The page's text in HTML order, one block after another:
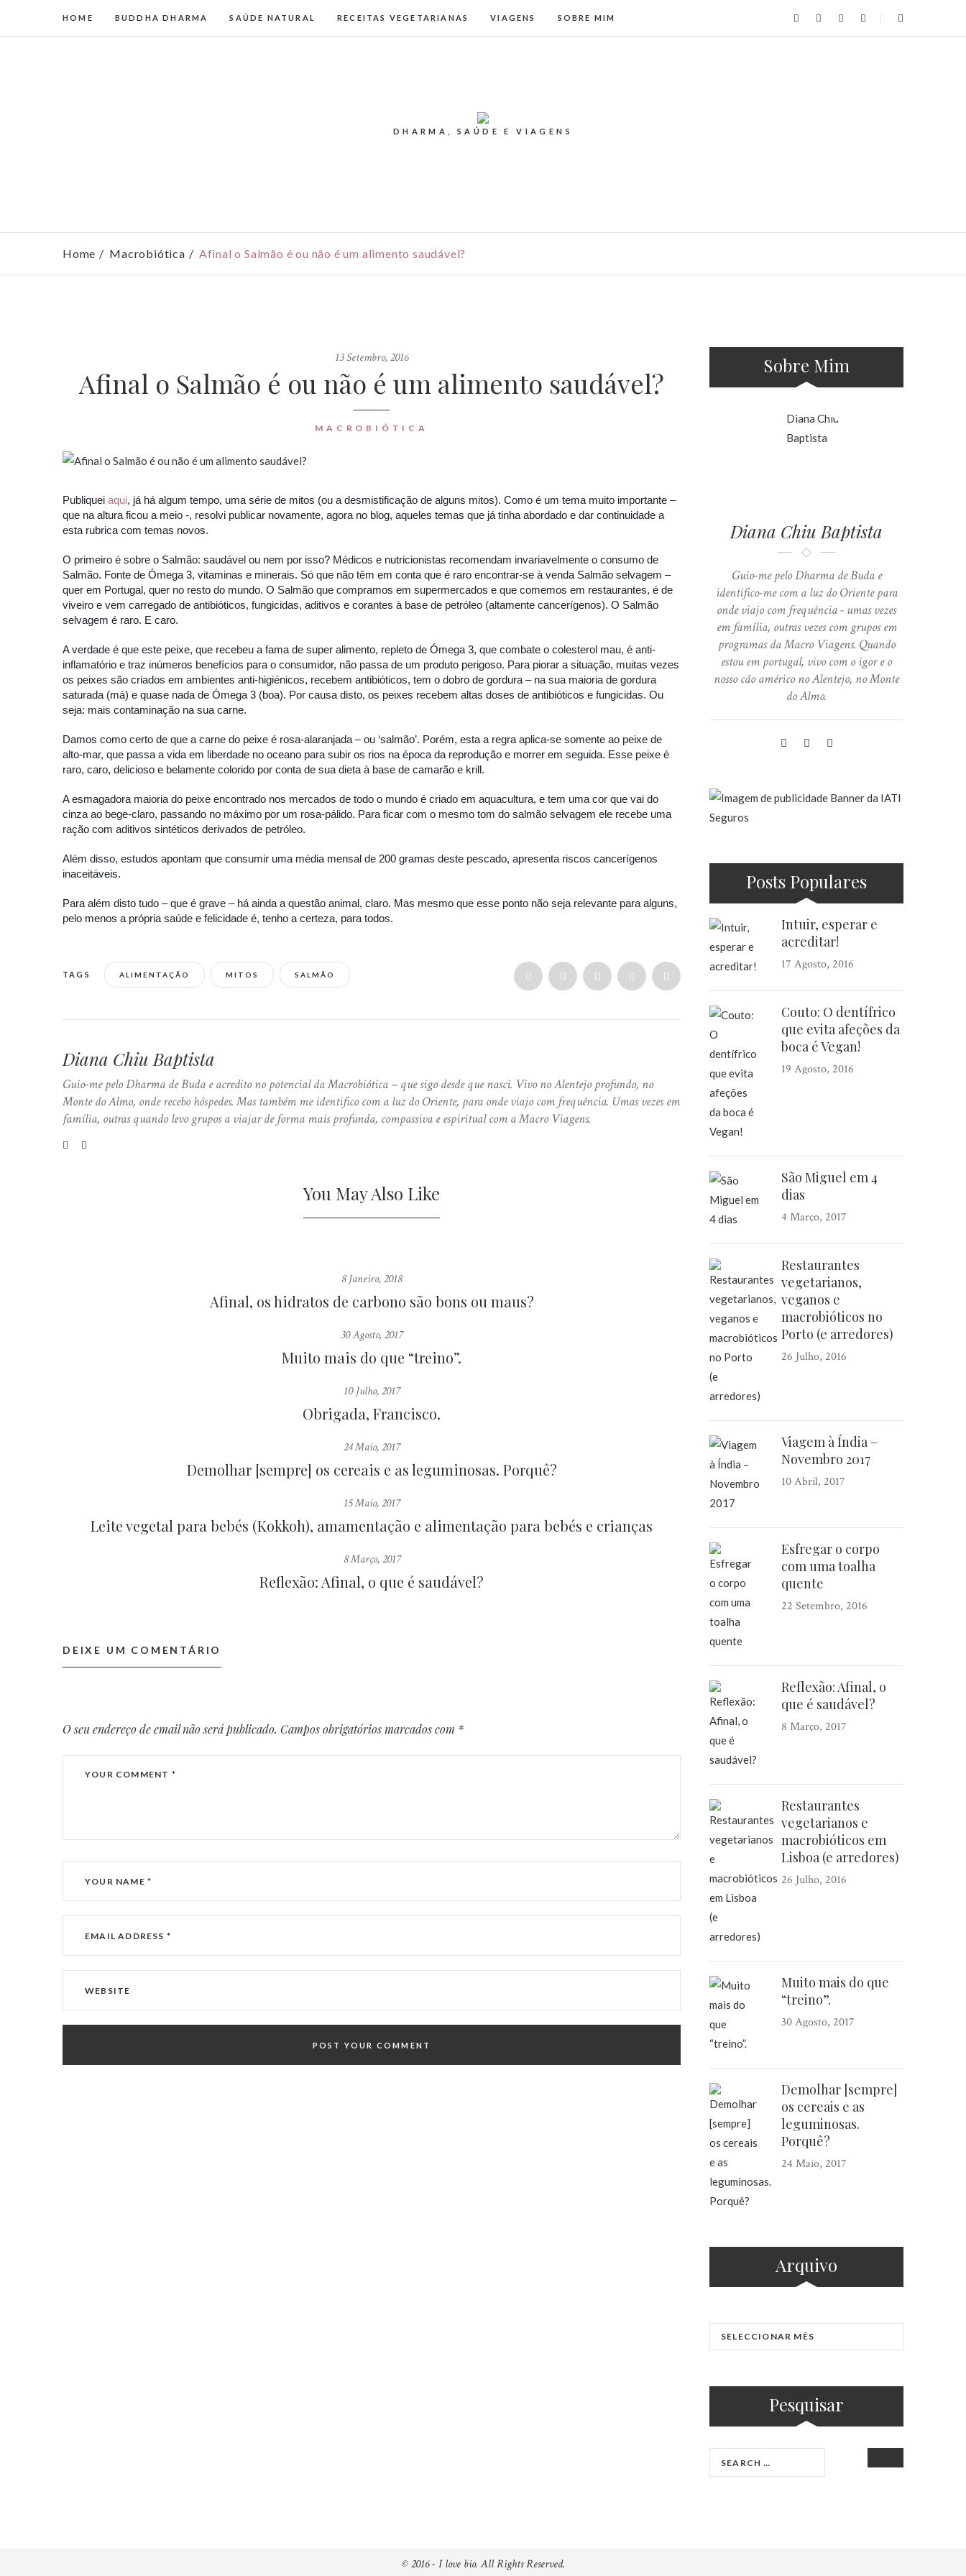
HOME BUDDHA DHARMA SAÚDE NATURAL RECEITAS VEGETARIANAS VIAGENS SOBRE MIM
DHARMA, SAÚDE E VIAGENS
Home Macrobiótica Afinal o Salmão é ou não é um alimento saudável?
13 Setembro, 2016
Afinal o Salmão é ou não é um alimento saudável?
MACROBIÓTICA
Publiquei aqui, já há algum tempo, uma série de mitos (ou a desmistificação de alguns mitos). Como é um tema muito importante –
que na altura ficou a meio -, resolvi publicar novamente, agora no blog, aqueles temas que já tinha abordado e dar continuidade a
esta rubrica com temas novos.
O primeiro é sobre o Salmão: saudável ou nem por isso? Médicos e nutricionistas recomendam invariavelmente o consumo de
Salmão. Fonte de Ómega 3, vitaminas e minerais. Só que não têm em conta que é raro encontrar-se à venda Salmão selvagem –
quer em Portugal, quer no resto do mundo. O Salmão que compramos em supermercados e que comemos em restaurantes, é de
viveiro e vem carregado de antibióticos, fungicidas, aditivos e corantes à base de petróleo (altamente cancerígenos). O Salmão
selvagem é raro. E caro.
A verdade é que este peixe, que recebeu a fama de super alimento, repleto de Ómega 3, que combate o colesterol mau, é anti-
inflamatório e traz inúmeros benefícios para o consumidor, não passa de um produto perigoso. Para piorar a situação, muitas vezes
os peixes são criados em ambientes anti-higiénicos, recebem antibióticos, tem o dobro de gordura – na sua maioria de gordura
saturada (má) e quase nada de Ómega 3 (boa). Por causa disto, os peixes recebem altas doses de antibióticos e fungicidas. Ou
seja: mais contaminação na sua carne.
Damos como certo de que a carne do peixe é rosa-alaranjada – ou ‘salmão’. Porém, esta a regra aplica-se somente ao peixe de
alto-mar, que passa a vida em liberdade no oceano para subir os rios na época da reprodução e morrer em seguida. Esse peixe é
raro, caro, delicioso e belamente colorido por conta de sua dieta à base de camarão e krill.
A esmagadora maioria do peixe encontrado nos mercados de todo o mundo é criado em aquacultura, e tem uma cor que vai do
cinza ao bege-claro, passando no máximo por um rosa-pálido. Para ficar com o mesmo tom do salmão selvagem ele recebe uma
ração com aditivos sintéticos derivados de petróleo.
Além disso, estudos apontam que consumir uma média mensal de 200 gramas deste pescado, apresenta riscos cancerígenos
inaceitáveis.
Para além disto tudo – que é grave – há ainda a questão animal, claro. Mas mesmo que esse ponto não seja relevante para alguns,
pelo menos a própria saúde e felicidade é, tenho a certeza, para todos.
TAGS ALIMENTAÇÃO MITOS SALMÃO
Diana Chiu Baptista
Guio-me pelo Dharma de Buda e acredito no potencial da Macrobiótica – que sigo desde que nasci. Vivo no Alentejo profundo, no
Monte do Almo, onde recebo hóspedes. Mas também me identifico com a luz do Oriente, para onde viajo com frequência. Umas vezes em
família, outras quando levo grupos a viajar de forma mais profunda, compassiva e espiritual com a Macro Viagens.
You May Also Like
8 Janeiro, 2018
Afinal, os hidratos de carbono são bons ou maus?
30 Agosto, 2017
Muito mais do que “treino”.
10 Julho, 2017
Obrigada, Francisco.
24 Maio, 2017
Demolhar [sempre] os cereais e as leguminosas. Porquê?
15 Maio, 2017
Leite vegetal para bebés (Kokkoh), amamentação e alimentação para bebés e crianças
8 Março, 2017
Reflexão: Afinal, o que é saudável?
DEIXE UM COMENTÁRIO
O seu endereço de email não será publicado. Campos obrigatórios marcados com *
Sobre Mim
Diana Chiu Baptista
Guio-me pelo Dharma de Buda e
identifico-me com a luz do Oriente para
onde viajo com frequência - umas vezes
em família, outras vezes com grupos em
programas da Macro Viagens. Quando
estou em portugal, vivo com o igor e o
nosso cão américo no Alentejo, no Monte
do Almo.
Posts Populares
Intuir, esperar e
acreditar!
17 Agosto, 2016
Couto: O dentífrico
que evita afeções da
boca é Vegan!
19 Agosto, 2016
São Miguel em 4
dias
4 Março, 2017
Restaurantes
vegetarianos,
veganos e
macrobióticos no
Porto (e arredores)
26 Julho, 2016
Viagem à Índia –
Novembro 2017
10 Abril, 2017
Esfregar o corpo
com uma toalha
quente
22 Setembro, 2016
Reflexão: Afinal, o
que é saudável?
8 Março, 2017
Restaurantes
vegetarianos e
macrobióticos em
Lisboa (e arredores)
26 Julho, 2016
Muito mais do que
“treino”.
30 Agosto, 2017
Demolhar [sempre]
os cereais e as
leguminosas.
Porquê?
24 Maio, 2017
Arquivo
Pesquisar
© 2016 - I love bio. All Rights Reserved.